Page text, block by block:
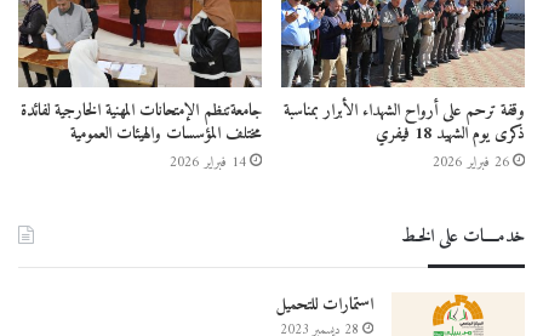
وقفة ترحم على أرواح الشهداء الأبرار بمناسبة
ذكرى يوم الشهيد 18 فيفري
26 فبراير 2026
جامعةتنظم الإمتحانات المهنية الخارجية لفائدة
مختلف المؤسسات والهيئات العمومية
14 فبراير 2026
خدمــــات على الخـط
استمارات للتحميل
28 ديسمبر 2023